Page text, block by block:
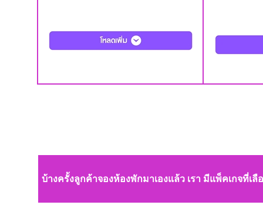
บ้างครั้งลูกค้าจองห้องพักมาเองแล้ว เรา มีแพ็คเกจที่เ